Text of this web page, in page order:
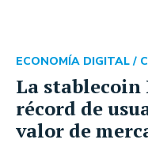
La stablecoin
récord de
valor de
ECONOMÍA DIGITAL /